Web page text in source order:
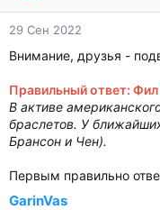
29 Сен 2022
Внимание, друзья -
Правильный ответ:
В активе
браслетов. У
Брансон и Чен).
Первым правильно
GarinVas